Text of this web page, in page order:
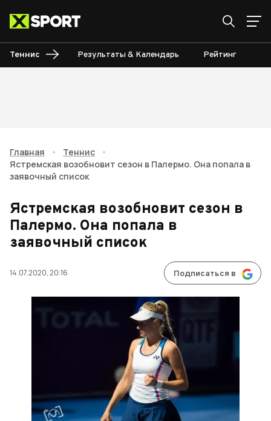
Теннис Результаты & Календарь Рейтинг
Главная • Теннис
•
Ястремская возобновит сезон в Палермо. Она попала в
заявочный список
Ястремская возобновит сезон в
Палермо. Она попала в
заявочный список
14.07.2020, 20:16 Подписаться в